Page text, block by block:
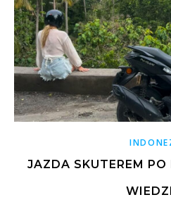
JAZDA SKUTEREM